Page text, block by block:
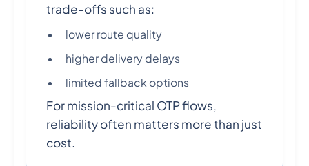
trade-offs such as:
lower route quality
higher delivery delays
limited fallback options
For mission-critical OTP flows,
reliability often matters more than just
cost.